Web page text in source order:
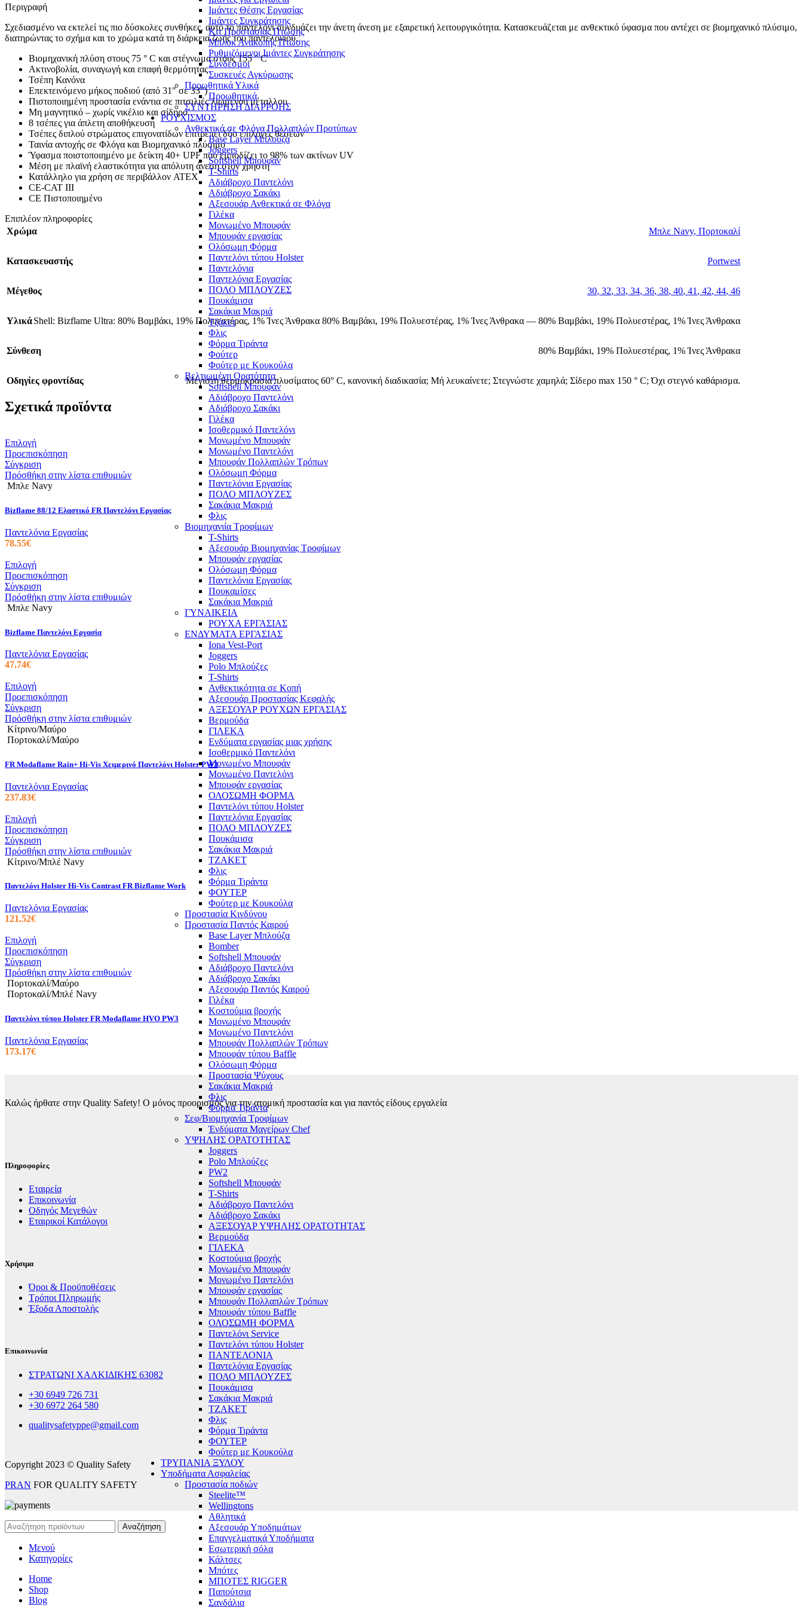
Ιμάντες Θέσης Εργασίας
Ιμάντες Συγκράτησης
Κιτ Προστασίας Πτώσης
Μπλοκ Ανακοπής Πτώσης
Ρυθμιζόμενοι Ιμάντες Συγκράτησης
Σύνδεσμοι
Συσκευές Αγκύρωσης
Προωθητικά Υλικά
Προωθητικά
ΣΥΝΤΗΡΗΣΗ ΔΙΑΡΡΟΗΣ
ΡΟΥΧΙΣΜΟΣ
Ανθεκτικά σε Φλόγα Πολλαπλών Προτύπων
Base Layer Μπλούζα
Joggers
Softshell Μπουφάν
T-Shirts
Αδιάβροχο Παντελόνι
Αδιάβροχο Σακάκι
Αξεσουάρ Ανθεκτικά σε Φλόγα
Γιλέκα
Μονωμένο Μπουφάν
Μπουφάν εργασίας
Ολόσωμη Φόρμα
Παντελόνι τύπου Holster
Παντελόνια
Παντελόνια Εργασίας
ΠΟΛΟ ΜΠΛΟΥΖΕΣ
Πουκάμισα
Σακάκια Μακριά
Τζάκετ
Φλις
Φόρμα Τιράντα
Φούτερ
Φούτερ με Κουκούλα
Βελτιωμένη Ορατότητα
Softshell Μπουφάν
Αδιάβροχο Παντελόνι
Αδιάβροχο Σακάκι
Γιλέκα
Ισοθερμικό Παντελόνι
Μονωμένο Μπουφάν
Μονωμένο Παντελόνι
Μπουφάν Πολλαπλών Τρόπων
Ολόσωμη Φόρμα
Παντελόνια Εργασίας
ΠΟΛΟ ΜΠΛΟΥΖΕΣ
Σακάκια Μακριά
Φλις
Βιομηχανιία Τροφίμων
T-Shirts
Αξεσουάρ Βιομηχανίας Τροφίμων
Μπουφάν εργασίας
Ολόσωμη Φόρμα
Παντελόνια Εργασίας
Πουκαμίσες
Σακάκια Μακριά
ΓΥΝΑΙΚΕΙΑ
ΡΟΥΧΑ ΕΡΓΑΣΙΑΣ
ΕΝΔΥΜΑΤΑ ΕΡΓΑΣΙΑΣ
Iona Vest-Port
Joggers
Polo Μπλούζες
T-Shirts
Ανθεκτικότητα σε Κοπή
Αξεσουάρ Προστασίας Κεφαλής
ΑΞΕΣΟΥΑΡ ΡΟΥΧΩΝ ΕΡΓΑΣΙΑΣ
Βερμούδα
ΓΙΛΕΚΑ
Ενδύματα εργασίας μιας χρήσης
Ισοθερμικό Παντελόνι
Μονωμένο Μπουφάν
Μονωμένο Παντελόνι
Μπουφάν εργασίας
ΟΛΟΣΩΜΗ ΦΟΡΜΑ
Παντελόνι τύπου Holster
Παντελόνια Εργασίας
ΠΟΛΟ ΜΠΛΟΥΖΕΣ
Πουκάμισα
Σακάκια Μακριά
ΤΖΑΚΕΤ
Φλις
Φόρμα Τιράντα
ΦΟΥΤΕΡ
Φούτερ με Κουκούλα
Προστασία Κινδύνου
Προστασία Παντός Καιρού
Base Layer Μπλούζα
Bomber
Softshell Μπουφάν
Αδιάβροχο Παντελόνι
Αδιάβροχο Σακάκι
Αξεσουάρ Παντός Καιρού
Γιλέκα
Κοστούμια βροχής
Μονωμένο Μπουφάν
Μονωμένο Παντελόνι
Μπουφάν Πολλαπλών Τρόπων
Μπουφάν τύπου Baffle
Ολόσωμη Φόρμα
Προστασία Ψύχους
Σακάκια Μακριά
Φλις
Φόρμα Τιράντα
Σεφ/Βιομηχανία Τροφίμων
Ένδύματα Μαγείρων Chef
ΥΨΗΛΗΣ ΟΡΑΤΟΤΗΤΑΣ
Joggers
Polo Μπλούζες
PW2
Softshell Μπουφάν
T-Shirts
Αδιάβροχο Παντελόνι
Αδιάβροχο Σακάκι
ΑΞΕΣΟΥΑΡ ΥΨΗΛΗΣ ΟΡΑΤΟΤΗΤΑΣ
Βερμούδα
ΓΙΛΕΚΑ
Κοστούμια βροχής
Μονωμένο Μπουφάν
Μονωμένο Παντελόνι
Μπουφάν εργασίας
Μπουφάν Πολλαπλών Τρόπων
Μπουφάν τύπου Baffle
ΟΛΟΣΩΜΗ ΦΟΡΜΑ
Παντελόνι Service
Παντελόνι τύπου Holster
ΠΑΝΤΕΛΟΝΙΑ
Παντελόνια Εργασίας
ΠΟΛΟ ΜΠΛΟΥΖΕΣ
Πουκάμισα
Σακάκια Μακριά
ΤΖΑΚΕΤ
Φλις
Φόρμα Τιράντα
ΦΟΥΤΕΡ
Φούτερ με Κουκούλα
ΤΡΥΠΑΝΙΑ ΞΥΛΟΥ
Υποδήματα Ασφαλείας
Προστασία ποδιών
Steelite™
Wellingtons
Αθλητικά
Αξεσουάρ Υποδημάτων
Επαγγελματικά Υποδήματα
Εσωτερική σόλα
Κάλτσες
Μπότες
ΜΠΟΤΕΣ RIGGER
Παπούτσια
Σανδάλια
Περιγραφή
Σχεδιασμένο να εκτελεί τις πιο δύσκολες συνθήκες, αυτό το παντελόνι συνδυάζει την άνετη άνεση με εξαιρετική λειτουργικότητα. Κατασκευάζεται με ανθεκτικό ύφασμα που αντέχει σε βιομηχανικό πλύσιμο,
διατηρώντας το σχήμα και το χρώμα κατά τη διάρκεια ζωής του παντελονιού.
Bιομηχανική πλύση στους 75 ° C και στέγνωμα στους 155 ° C
Ακτινοβολία, συναγωγή και επαφή θερμότητας
Τσέπη Κανόνα
Επεκτεινόμενο μήκος ποδιού (από 31″ σε 33″)
Πιστοποιημένη προστασία ενάντια σε πιτσιλιές λιωμένου μέταλλου
Μη μαγνητικό – χωρίς νικέλιο και σίδηρο
8 τσέπες για άπλετη αποθήκευση
Τσέπες διπλού στρώματος επιγονατίδων επιτρέπει δύο επιλογές θέσεων
Ταινία αντοχής σε Φλόγα και Βιομηχανικό πλύσιμο
Ύφασμα ποιστοποιημένο με δείκτη 40+ UPF που εμποδίζει το 98% των ακτίνων UV
Μέση με πλαϊνή ελαστικότητα για απόλυτη άνεση στον χρήστη
Κατάλληλο για χρήση σε περιβάλλον ATEX
CE-CAT III
CE Πιστοποιημένο
Επιπλέον πληροφορίες
Χρώμα
Μπλε Navy, Πορτοκαλί
Κατασκευαστής Portwest
Μέγεθος 30, 32, 33, 34, 36, 38, 40, 41 , 42, 44, 46
ΥλικάShell: Bizflame Ultra: 80% Βαμβάκι, 19% Πολυεστέρας, 1% Ίνες Άνθρακα 80% Βαμβάκι, 19% Πολυεστέρας, 1% Ίνες Άνθρακα — 80% Βαμβάκι, 19% Πολυεστέρας, 1% Ίνες Άνθρακα
Σύνθεση 80% Βαμβάκι, 19% Πολυεστέρας, 1% Ίνες Άνθρακα
Οδηγίες φροντίδας Μέγιστη θερμοκρασία πλυσίματος 60° C, κανονική διαδικασία; Μή λευκαίνετε; Στεγνώστε χαμηλά; Σίδερο max 150 ° C; Όχι στεγνό καθάρισμα.
Σχετικά προϊόντα
ΕπιλογήΑυτό
το
προϊόν
έχει
πολλαπλές
Οι
επιλογές
μπορούν
να
σελίδα
του
προϊόντος
Προεπισκόπηση
Σύγκριση
Πρόσθήκη στην λίστα επιθυμιών
Μπλε Navy
Bizflame 88/12 Ελαστικό FR Παντελόνι Εργασίας
Παντελόνια Εργασίας
78.55€
ΕπιλογήΑυτό
το
προϊόν
έχει
πολλαπλές
Οι
επιλογές
μπορούν
να
σελίδα
του
προϊόντος
Προεπισκόπηση
Σύγκριση
Πρόσθήκη στην λίστα επιθυμιών
Μπλε Navy
Bizflame Παντελόνι Εργασία
Παντελόνια Εργασίας
47.74€
ΕπιλογήΑυτό
το
προϊόν
έχει
πολλαπλές
παραλλαγές.
επιλογές
μπορούν
να
επιλεγούν
του
προϊόντος
Προεπισκόπηση
Σύγκριση
Πρόσθήκη στην λίστα επιθυμιών
Κίτρινο/Μαύρο
Πορτοκαλί/Μαύρο
FR Modaflame Rain+ Hi-Vis Χειμερινό Παντελόνι Holster PW3
Παντελόνια Εργασίας
237.83€
ΕπιλογήΑυτό
το
προϊόν
έχει
πολλαπλές
Οι
μπορούν
να
σελίδα
του
προϊόντος
Προεπισκόπηση
Σύγκριση
Πρόσθήκη στην λίστα επιθυμιών
Κίτρινο/Μπλέ Navy
Παντελόνι Holster Hi-Vis Contrast FR Bizflame Work
Παντελόνια Εργασίας
121.52€
ΕπιλογήΑυτό
το
προϊόν
έχει
πολλαπλές
παραλλαγές.
επιλογές
μπορούν
να
επιλεγούν
Προεπισκόπηση
Σύγκριση
Πρόσθήκη στην λίστα επιθυμιών
Πορτοκαλί/Μαύρο
Πορτοκαλί/Μπλέ Navy
Παντελόνι τύπου Holster FR Modaflame HVO PW3
Παντελόνια Εργασίας
173.17€
Καλώς ήρθατε στην Quality Safety! Ο μόνος προορισμός για την ατομική προστασία και για παντός είδους εργαλεία
Πληροφορίες
Εταιρεία
Επικοινωνία
Οδηγός Μεγεθών
Εταιρικοί Κατάλογοι
Χρήσιμα
Όροι & Προϋποθέσεις
Τρόποι Πληρωμής
Έξοδα Αποστολής
Επικοινωνία
ΣΤΡΑΤΩΝΙ ΧΑΛΚΙΔΙΚΗΣ 63082
+30 6949 726 731
+30 6972 264 580
qualitysafetyppe@gmail.com
Copyright 2023 © Quality Safety
PRAN FOR QUALITY SAFETY
Αναζήτηση
Μενού
Κατηγορίες
Home
Shop
Blog